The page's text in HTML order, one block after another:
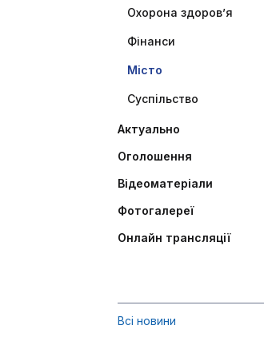
Охорона здоров’я
Фінанси
Місто
Суспільство
Актуально
Оголошення
Відеоматеріали
Фотогалереї
Онлайн трансляції
Всі новини